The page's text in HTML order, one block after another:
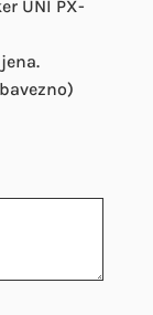
UNI PX-